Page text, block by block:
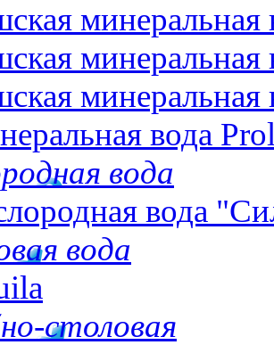
минеральная
минеральная
минеральная
вода
вода
вода
вода
столовая